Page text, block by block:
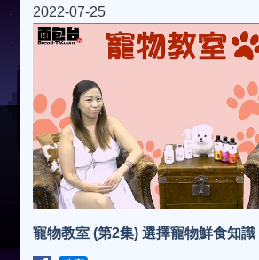
2022-07-25
寵物教室 (第2集) 選擇寵物鮮食知識